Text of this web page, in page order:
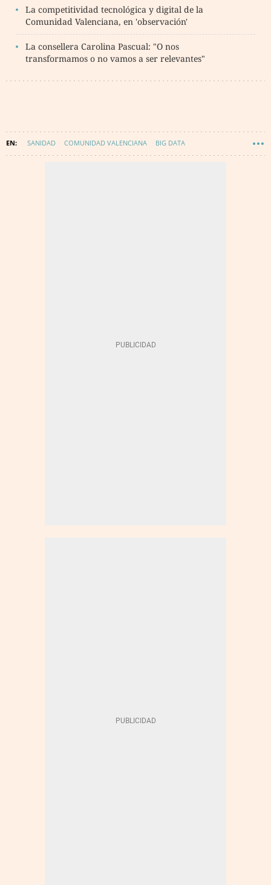
La competitividad tecnológica y digital de la
Comunidad Valenciana, en 'observación'
La consellera Carolina Pascual: "O nos
transformamos o no vamos a ser relevantes"
SANIDAD COMUNIDAD VALENCIANA BIG DATA